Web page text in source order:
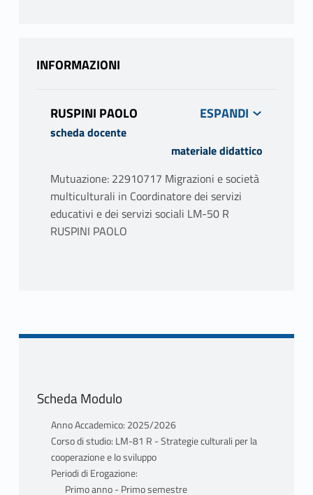
INFORMAZIONI
RUSPINI PAOLO
scheda docente
materiale didattico
Mutuazione: 22910717 Migrazioni e società
multiculturali in Coordinatore dei servizi
educativi e dei servizi sociali LM-50 R
RUSPINI PAOLO
dopoguerra. Enfasi verrà posta sull'attuale
internazionali e sul transnazionalismo dei
migranti e delle diaspore declinato nei
contesti economico, politico, sociale ed
educativo. Multiculturalismo,
Scheda Modulo
Anno Accademico: 2025/2026
Corso di studio: LM-81 R - Strategie culturali per la
cooperazione e lo sviluppo
Periodi di Erogazione:
Primo anno - Primo semestre